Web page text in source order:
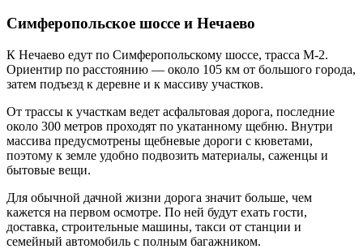
Симферопольское шоссе и Нечаево
К Нечаево едут по Симферопольскому шоссе, трасса М-2.
Ориентир по расстоянию — около 105 км от большого города,
затем подъезд к деревне и к массиву участков.
От трассы к участкам ведет асфальтовая дорога, последние
около 300 метров проходят по укатанному щебню. Внутри
массива предусмотрены щебневые дороги с кюветами,
поэтому к земле удобно подвозить материалы, саженцы и
бытовые вещи.
Для обычной дачной жизни дорога значит больше, чем
кажется на первом осмотре. По ней будут ехать гости,
доставка, строительные машины, такси от станции и
семейный автомобиль с полным багажником.